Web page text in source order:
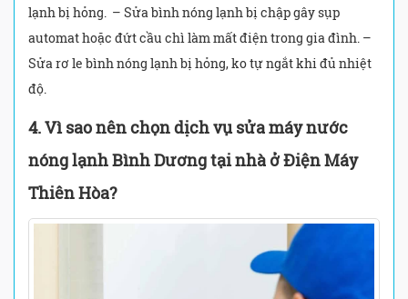
lạnh bị hỏng. – Sửa bình nóng lạnh bị chập gây sụp
automat hoặc đứt cầu chì làm mất điện trong gia đình. –
Sửa rơ le bình nóng lạnh bị hỏng, ko tự ngắt khi đủ nhiệt
độ.
4. Vì sao nên chọn dịch vụ sửa máy nước
nóng lạnh Bình Dương tại nhà ở Điện Máy
Thiên Hòa?